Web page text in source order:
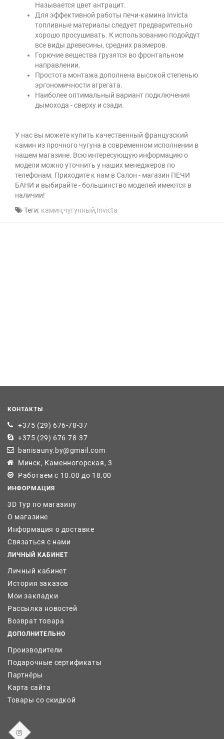
Называется цвет антрацит.
Для эффективной работы печи-камина Invicta
топливные материалы следует предварительно
хорошо просушивать. К использованию подойдут
все виды древесины, средних размеров.
Горючие вещества грузятся во фронтальном
направлении.
Простота монтажа дополнена высокой степенью
эргономичности агрегата.
Наиболее оптимальный вариант подключения
дымохода - сверху и сзади.
У нас вы можете купить качественный французский
камин из прочного чугуна в современном исполнении в
нашем магазине. Всю интересующую информацию о
модели можно уточнить у наших менеджеров по
телефонам. Приходите к нам в Салон - магазин ПЕЧИ
БАНИ и выбирайте - большинство моделей имеются в
наличии!
Теги: камин,чугунный,Invicta
КОНТАКТЫ
+375 (29) 676-78-37
+375 (29) 676-78-37
banisauny.by@gmail.com
Минск, Каменногорская, 3
Работаем с 10.00 до 18.00
ИНФОРМАЦИЯ
3D Тур по магазину
О магазине
Информация о доставке
Связаться с нами
ЛИЧНЫЙ КАБИНЕТ
Личный кабинет
История заказов
Мои закладки
Рассылка новостей
Возврат товара
ДОПОЛНИТЕЛЬНО
Производители
Подарочные сертификаты
Партнёры
Карта сайта
Товары со скидкой